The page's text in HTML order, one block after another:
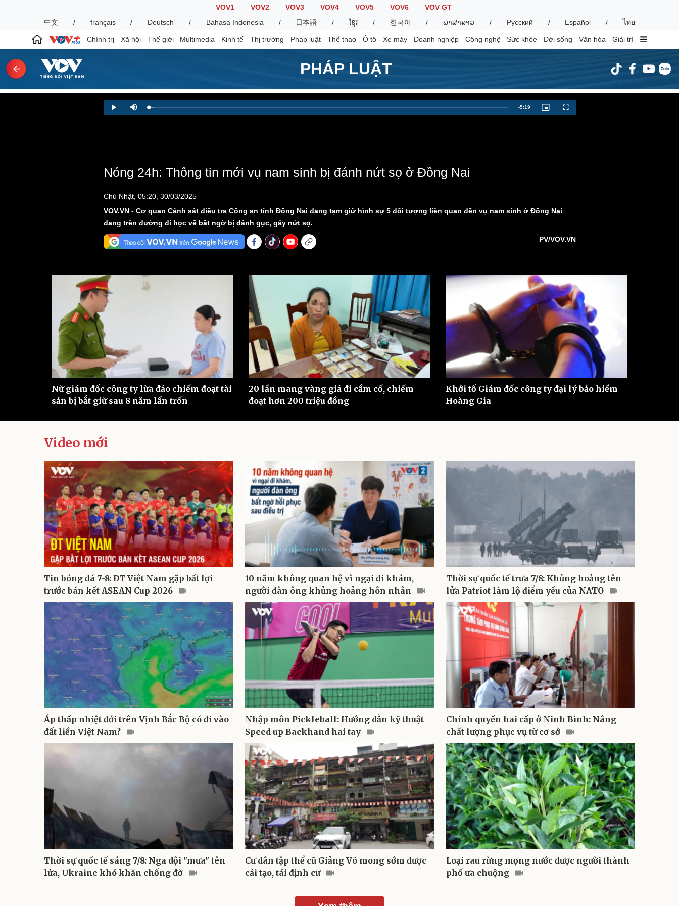
VOV1 VOV2 VOV3 VOV4 VOV5 VOV6
VOV GT
中文
/ français / Deutsch / Bahasa Indonesia / 日本語 / ខ្មែរ / 한국어 / ພາສາລາວ / Русский / Español / ไทย
Chính trị Xã hội Thế giới Multimedia Kinh tế Thị trường Pháp luật Thể thao Ô tô - Xe máy Doanh nghiệp Công nghệ Sức khỏe Đời sống Văn hóa Giải trí
PHÁP LUẬT
Xã hội
Biển đảo
Thế giới
Multimedia
Kinh tế
Thị trường
Vũ khí
Việt Nam
Phân tích
Lịch thi đấu bóng đá
Thế giới thể thao
eSports
Hậu trường
Xe máy
Doanh nghiệp 24h
Tin Công nghệ
Dinh dưỡng - món ngon
Cây thuốc
Sản phụ khoa
Nhi khoa
Nam khoa
Làm đẹp - giảm cân
Phòng mạch online
Ăn sạch sống khỏe
Nhà đẹp
Blog
Sân khấu - Điện ảnh
Văn học
Âm nhạc
Di sản
Nghệ sĩ
Thời trang
Sao Việt
Tư vấn
Câu chuyện thời sự
Đọc truyện đêm khuya
Cửa sổ tình yêu
Kể chuyện cho bé
Hạt giống tâm hồn
Cải chính
Play Mute Loaded:
1.56%
Remaining
-5:19
Picture-
in-
Fullscreen
Nóng 24h: Thông tin mới vụ nam sinh bị đánh nứt sọ ở Đồng Nai
Chủ Nhật, 05:20, 30/03/2025
VOV.VN - Cơ quan Cảnh sát điều tra Công an tỉnh Đồng Nai đang tạm giữ hình sự 5 đối tượng liên quan đến vụ nam sinh ở Đồng Nai
đang trên đường đi học về bất ngờ bị đánh gục, gây nứt sọ.
PV/VOV.VN
Nữ giám đốc công ty lừa đảo chiếm đoạt tài
sản bị bắt giữ sau 8 năm lẩn trốn
20 lần mang vàng giả đi cầm cố, chiếm
đoạt hơn 200 triệu đồng
Khởi tố Giám đốc công ty đại lý bảo hiểm
Hoàng Gia
Video mới
Tin bóng đá 7-8: ĐT Việt Nam gặp bất lợi
trước bán kết ASEAN Cup 2026
10 năm không quan hệ vì ngại đi khám,
người đàn ông khủng hoảng hôn nhân
Thời sự quốc tế trưa 7/8: Khủng hoảng tên
lửa Patriot làm lộ điểm yếu của NATO
Áp thấp nhiệt đới trên Vịnh Bắc Bộ có đi vào
đất liền Việt Nam?
Nhập môn Pickleball: Hướng dẫn kỹ thuật
Speed up Backhand hai tay
Chính quyền hai cấp ở Ninh Bình: Nâng
chất lượng phục vụ từ cơ sở
Thời sự quốc tế sáng 7/8: Nga dội "mưa" tên
lửa, Ukraine khó khăn chống đỡ
Cư dân tập thể cũ Giảng Võ mong sớm được
cải tạo, tái định cư
Loại rau rừng mọng nước được người thành
phố ưa chuộng